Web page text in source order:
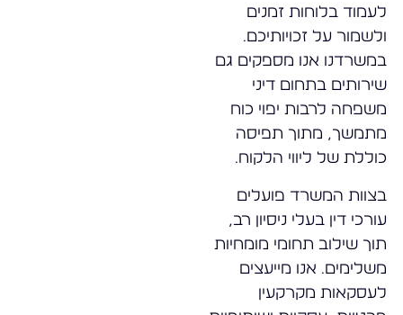
לעמוד בלוחות זמנים
ולשמור על זכויותיכם.
במשרדנו אנו מספקים גם
שירותים בתחום דיני
משפחה לרבות יפוי כוח
מתמשך, מתוך תפיסה
כוללת של ליווי הלקוח.
בצוות המשרד פועלים
עורכי דין בעלי ניסיון רב,
תוך שילוב תחומי מומחיות
משלימים. אנו מייעצים
לעסקאות מקרקעין